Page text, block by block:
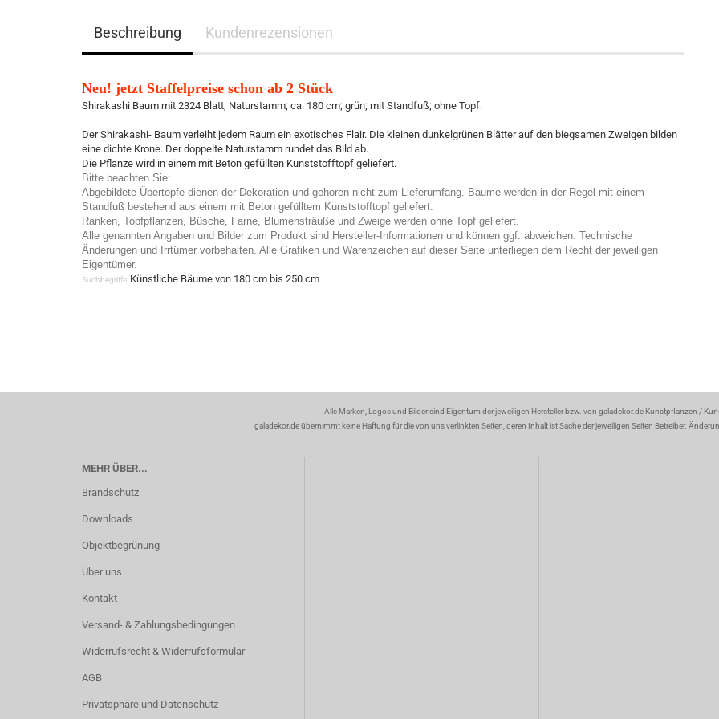
Beschreibung Kundenrezensionen
Neu! jetzt Staffelpreise schon ab 2 Stück
Shirakashi Baum mit 2324 Blatt, Naturstamm; ca. 180 cm; grün; mit Standfuß; ohne Topf.
Der Shirakashi- Baum verleiht jedem Raum ein exotisches Flair. Die kleinen dunkelgrünen Blätter auf den biegsamen Zweigen bilden
eine dichte Krone. Der doppelte Naturstamm rundet das Bild ab.
Die Pflanze wird in einem mit Beton gefüllten Kunststofftopf geliefert.
Bitte beachten Sie:
Abgebildete Übertöpfe dienen der Dekoration und gehören nicht zum Lieferumfang. Bäume werden in der Regel mit einem
Standfuß bestehend aus einem mit Beton gefülltem Kunststofftopf geliefert.
Ranken, Topfpflanzen, Büsche, Farne, Blumensträuße und Zweige werden ohne Topf geliefert.
Alle genannten Angaben und Bilder zum Produkt sind Hersteller-Informationen und können ggf. abweichen. Technische
Änderungen und Irrtümer vorbehalten. Alle Grafiken und Warenzeichen auf dieser Seite unterliegen dem Recht der jeweiligen
Eigentümer.
Suchbegriffe: Künstliche Bäume von 180 cm bis 250 cm
Alle Marken, Logos und Bilder sind Eigentum der jeweiligen Hersteller bzw. von galadekor.de Kunstpflanzen /
galadekor.de übernimmt keine Haftung für die von uns verlinkten Seiten, deren Inhalt ist Sache der jeweiligen Seiten Betreiber.
MEHR ÜBER...
Brandschutz
Downloads
Objektbegrünung
Über uns
Kontakt
Versand- & Zahlungsbedingungen
Widerrufsrecht & Widerrufsformular
AGB
Privatsphäre und Datenschutz